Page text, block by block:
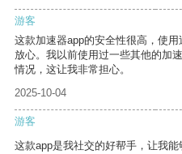
游客
这款加速器app的安全性很高，使
放心。我以前使用过一些其他的加
情况，这让我非常担心。
2025-10-04
游客
这款app是我社交的好帮手，让我能